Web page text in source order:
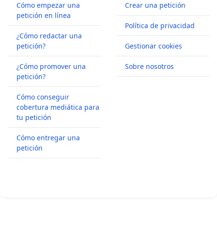
Cómo empezar una
petición en línea
¿Cómo redactar una
petición?
¿Cómo promover una
petición?
Cómo conseguir
cobertura mediática para
tu petición
Cómo entregar una
petición
Crear una petición
Política de privacidad
Gestionar cookies
Sobre nosotros